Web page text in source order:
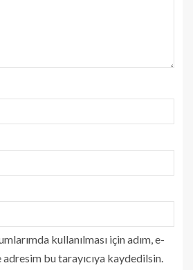
kullanılması için adım, e-
bu tarayıcıya kaydedilsin.